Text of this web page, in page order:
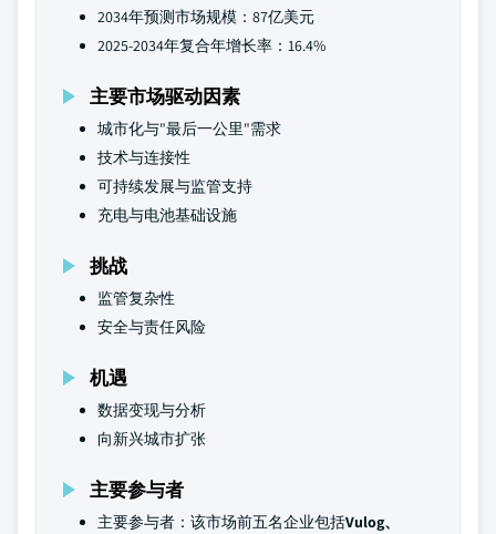
2034年预测市场规模：87亿美元
2025-2034年复合年增长率：16.4%
主要市场驱动因素
城市化与"最后一公里"需求
技术与连接性
可持续发展与监管支持
充电与电池基础设施
挑战
监管复杂性
安全与责任风险
机遇
数据变现与分析
向新兴城市扩张
主要参与者
主要参与者：该市场前五名企业包括Vulog、